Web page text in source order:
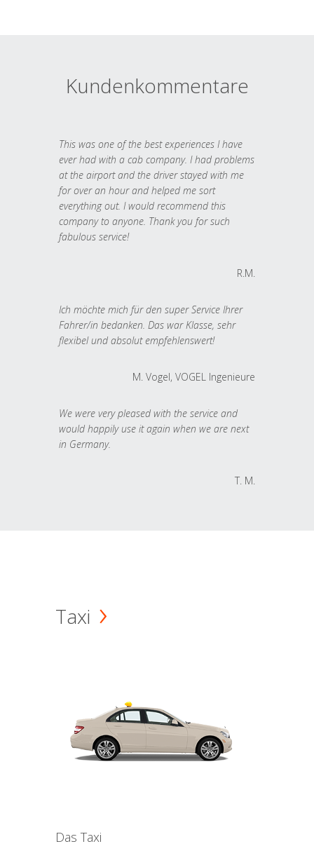
Kundenkommentare
This was one of the best experiences I have
ever had with a cab company. I had problems
at the airport and the driver stayed with me
for over an hour and helped me sort
everything out. I would recommend this
company to anyone. Thank you for such
fabulous service!
R.M.
Ich möchte mich für den super Service Ihrer
Fahrer/in bedanken. Das war Klasse, sehr
flexibel und absolut empfehlenswert!
M. Vogel, VOGEL Ingenieure
We were very pleased with the service and
would happily use it again when we are next
in Germany.
T. M.
Taxi
Das Taxi